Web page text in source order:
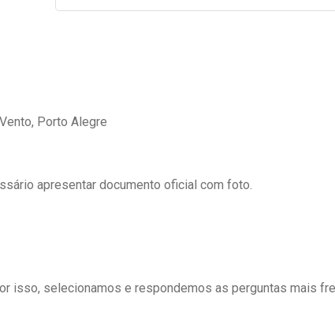
Porto Alegre
apresentar documento oficial com foto.
isso, selecionamos e respondemos as perguntas mais